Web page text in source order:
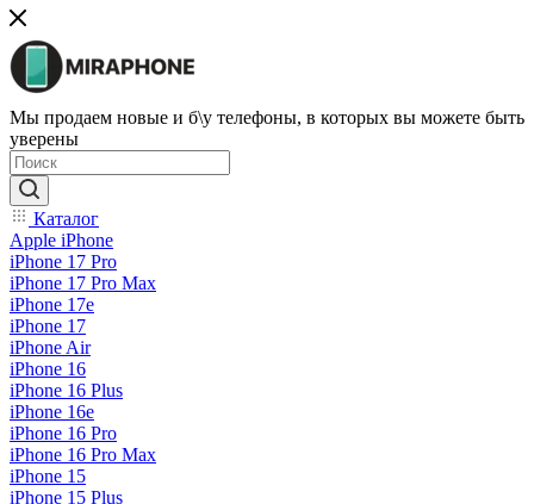
Мы продаем новые и б\у телефоны, в которых вы можете быть
уверены
Каталог
Apple iPhone
iPhone 17 Pro
iPhone 17 Pro Max
iPhone 17e
iPhone 17
iPhone Air
iPhone 16
iPhone 16 Plus
iPhone 16e
iPhone 16 Pro
iPhone 16 Pro Max
iPhone 15
iPhone 15 Plus